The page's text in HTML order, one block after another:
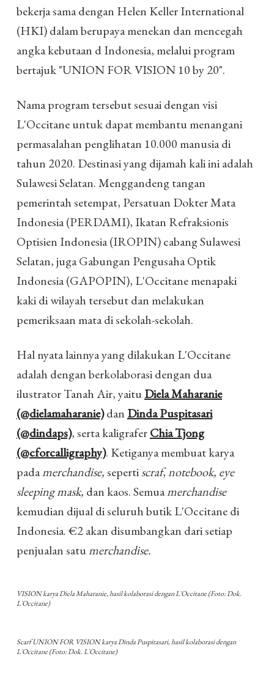
bekerja sama dengan Helen Keller International
(HKI) dalam berupaya menekan dan mencegah
angka kebutaan d Indonesia, melalui program
bertajuk "UNION FOR VISION 10 by 20".
Nama program tersebut sesuai dengan visi
L'Occitane untuk dapat membantu menangani
permasalahan penglihatan 10.000 manusia di
tahun 2020. Destinasi yang dijamah kali ini adalah
Sulawesi Selatan. Menggandeng tangan
pemerintah setempat, Persatuan Dokter Mata
Indonesia (PERDAMI), Ikatan Refraksionis
Optisien Indonesia (IROPIN) cabang Sulawesi
Selatan, juga Gabungan Pengusaha Optik
Indonesia (GAPOPIN), L'Occitane menapaki
kaki di wilayah tersebut dan melakukan
pemeriksaan mata di sekolah-sekolah.
Hal nyata lainnya yang dilakukan L'Occitane
adalah dengan berkolaborasi dengan dua
ilustrator Tanah Air, yaituDiela Maharanie
(@dielamaharanie)dan Dinda Puspitasari
(@dindaps), serta kaligraferChia Tjong
(@cforcalligraphy). Ketiganya membuat karya
padamerchandise,sepertiscraf,notebook, eye
sleeping mask, dan kaos. Semuamerchandise
kemudian dijual di seluruh butik L'Occitane di
Indonesia. €2 akan disumbangkan dari setiap
penjualan satumerchandise.
VISION karya Diela Maharanie, hasil kolaborasi dengan L'Occitane (Foto: Dok.
L'Occitane)
Scarf UNION FOR VISION karya Dinda Puspitasari, hasil kolaborasi dengan
L'Occitane (Foto: Dok. L'Occitane)